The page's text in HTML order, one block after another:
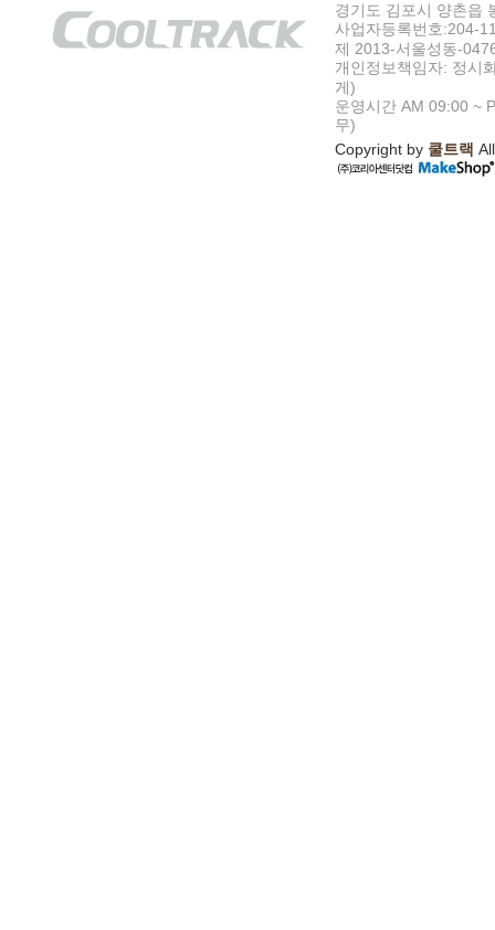
경기도 김포시 양촌읍
사업자등록번호:204-
제 2013-서울성동-
개인정보책임자: 정시
게)
운영시간 AM 09:00 ~
무)
Copyright by 쿨트랙